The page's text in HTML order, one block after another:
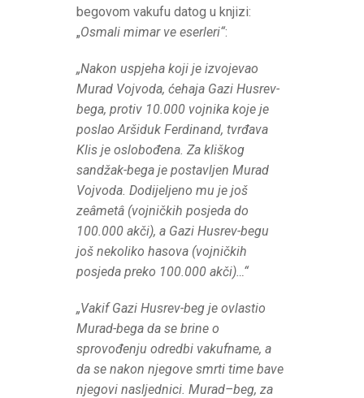
begovom vakufu datog u knjizi:
„Osmali mimar ve eserleri“:
„Nakon uspjeha koji je izvojevao
Murad Vojvoda, ćehaja Gazi Husrev-
bega, protiv 10.000 vojnika koje je
poslao Aršiduk Ferdinand, tvrđava
Klis je oslobođena. Za kliškog
sandžak-bega je postavljen Murad
Vojvoda. Dodijeljeno mu je još
zeâmetâ (vojničkih posjeda do
100.000 akči), a Gazi Husrev-begu
još nekoliko hasova (vojničkih
posjeda preko 100.000 akči)…“
„Vakif Gazi Husrev-beg je ovlastio
Murad-bega da se brine o
sprovođenju odredbi vakufname, a
da se nakon njegove smrti time bave
njegovi nasljednici. Murad–beg, za